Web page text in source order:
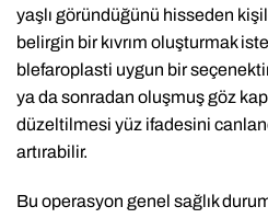
yaşlı göründüğünü hisseden
belirgin bir kıvrım oluşturmak
blefaroplasti uygun bir
ya da sonradan oluşmuş göz
düzeltilmesi yüz ifadesini
artırabilir.
Bu operasyon genel sağlık